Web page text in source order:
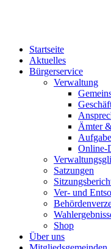
Startseite
Aktuelles
Bürgerservice
Verwaltung
Ämter
Online-
Satzungen
Ver- und
Shop
Über uns